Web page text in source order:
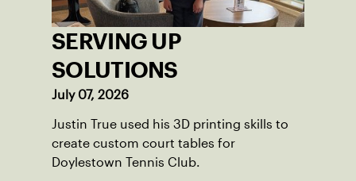
SERVING UP
SOLUTIONS
July 07, 2026
Justin True used his 3D printing skills to
create custom court tables for
Doylestown Tennis Club.